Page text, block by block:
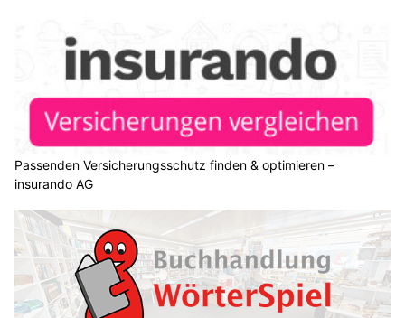
Passenden Versicherungsschutz finden & optimieren –
insurando AG